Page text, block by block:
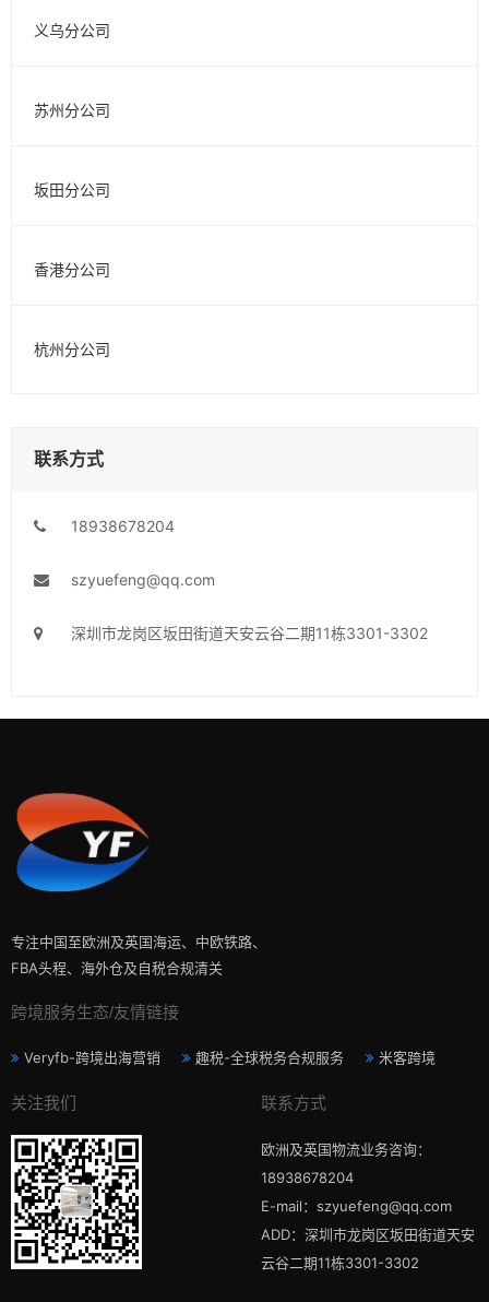
义乌分公司
苏州分公司
坂田分公司
香港分公司
杭州分公司
联系方式
18938678204
szyuefeng@qq.com
深圳市龙岗区坂田街道天安云谷二期11栋3301-3302
专注中国至欧洲及英国海运、中欧铁路、
FBA头程、海外仓及自税合规清关
跨境服务生态/友情链接
Veryfb-跨境出海营销 趣税-全球税务合规服务 米客跨境
关注我们 联系方式
欧洲及英国物流业务咨询：
18938678204
E-mail：szyuefeng@qq.com
ADD：深圳市龙岗区坂田街道天安
云谷二期11栋3301-3302